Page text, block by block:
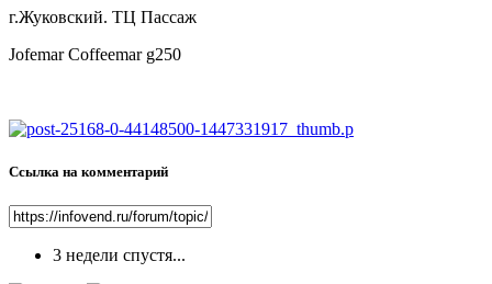
г.Жуковский. ТЦ Пассаж
Jofemar Coffeemar g250
Ссылка на комментарий
3 недели спустя...